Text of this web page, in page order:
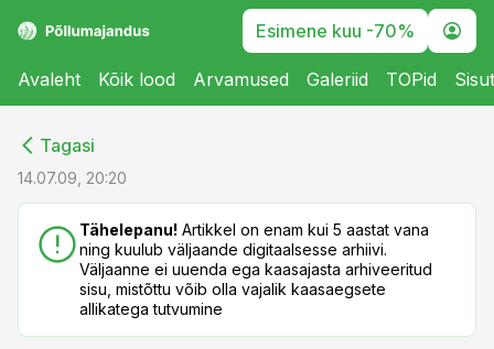
Esimene kuu -70%
Avaleht Kõik lood Arvamused Galeriid TOPid
Tagasi
14.07.09, 20:20
Tähelepanu! Artikkel on enam kui 5 aastat vana
ning kuulub väljaande digitaalsesse arhiivi.
Väljaanne ei uuenda ega kaasajasta arhiveeritud
sisu, mistõttu võib olla vajalik kaasaegsete
allikatega tutvumine